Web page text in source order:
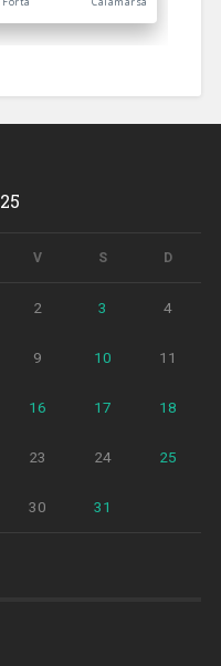
V S D
2 3 4
9 10 11
16 17 18
23 24 25
30 31